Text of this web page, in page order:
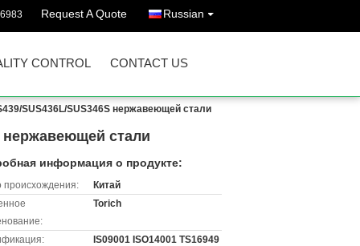
Request A Quote Russian
CONTROL CONTACT US
SUS436L/SUS346S нержавеющей стали
нержавеющей стали
информация о продукте:
происхождения:
Китай
Torich
IS09001 ISO14001 TS16949